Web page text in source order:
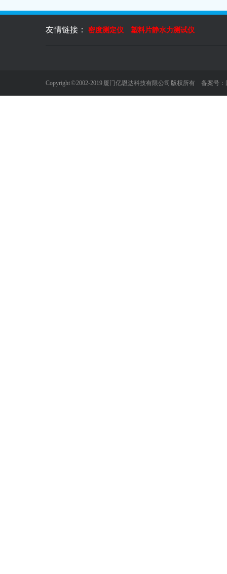
友情链接： 密度测定仪 塑料片静水力测试仪
Copyright © 2002-2019 厦门亿恩达科技有限公司 版权所有 备案号：